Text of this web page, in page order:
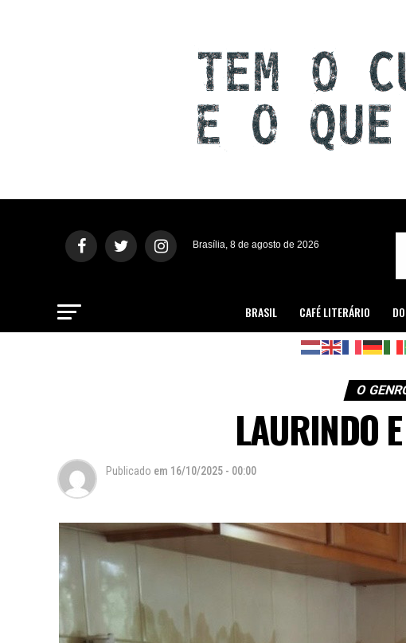
Brasília, 8 de agosto de 2026
BRASIL CAFÉ LITERÁRIO
O
LAURINDO
Publicado em 16/10/2025 - 00:00